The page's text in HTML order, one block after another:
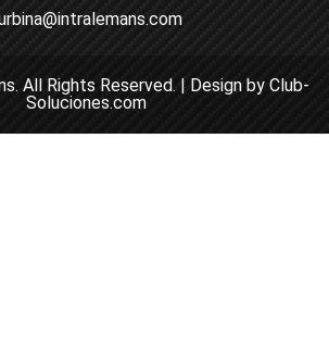
All Rights Reserved. | Design by Club-
Soluciones.com